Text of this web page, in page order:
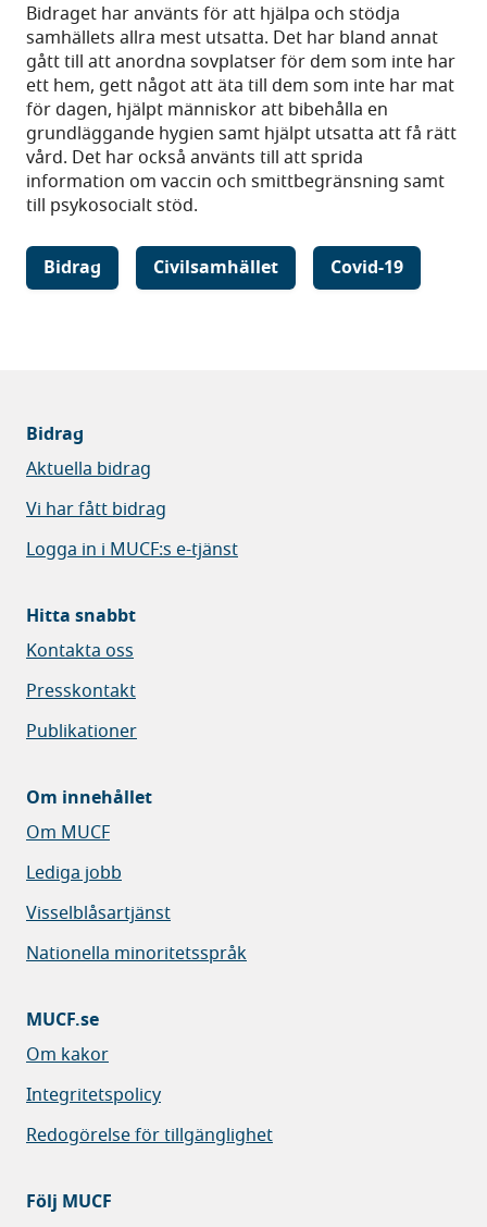
Bidraget har använts för att hjälpa och stödja
samhällets allra mest utsatta. Det har bland annat
gått till att anordna sovplatser för dem som inte har
ett hem, gett något att äta till dem som inte har mat
för dagen, hjälpt människor att bibehålla en
grundläggande hygien samt hjälpt utsatta att få rätt
vård. Det har också använts till att sprida
information om vaccin och smittbegränsning samt
till psykosocialt stöd.
Bidrag Civilsamhället Covid-19
Bidrag
Aktuella bidrag
Vi har fått bidrag
Logga in i MUCF:s e-tjänst
Hitta snabbt
Kontakta oss
Presskontakt
Publikationer
Om innehållet
Om MUCF
Lediga jobb
Visselblåsartjänst
Nationella minoritetsspråk
MUCF.se
Om kakor
Integritetspolicy
Redogörelse för tillgänglighet
Följ MUCF